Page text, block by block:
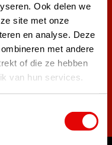
Ook delen we
site met onze
en analyse. Deze
met andere
of die ze hebben
van hun services.
verpasse nie wieder